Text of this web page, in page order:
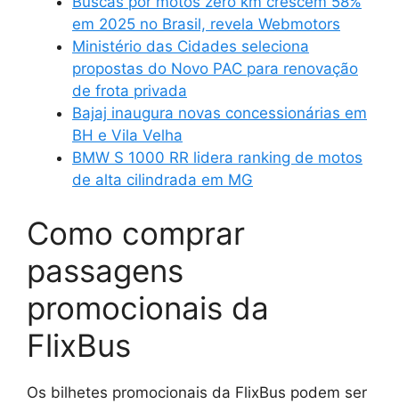
em 2025 no Brasil, revela Webmotors
Ministério das Cidades seleciona
propostas do Novo PAC para renovação
de frota privada
Bajaj inaugura novas concessionárias em
BH e Vila Velha
BMW S 1000 RR lidera ranking de motos
de alta cilindrada em MG
Como comprar
passagens
promocionais da
FlixBus
Os bilhetes promocionais da FlixBus podem ser